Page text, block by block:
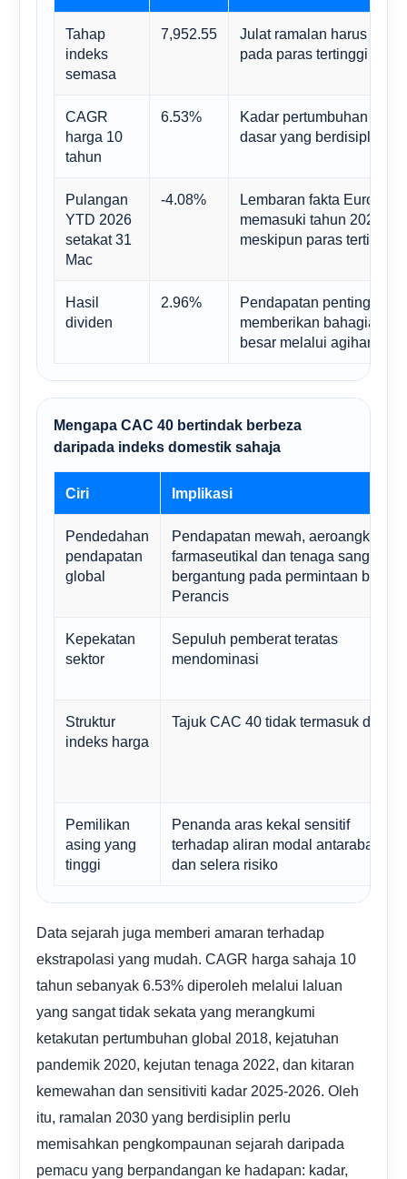
Tahap
indeks
semasa
7,952.55
Julat ramalan harus
pada paras tertinggi lama.
CAGR
harga 10
tahun
6.53%
Kadar pertumbuhan
dasar yang berdisiplin
Pulangan
YTD 2026
setakat 31
Mac
-4.08%
Lembaran fakta
memasuki tahun 2026
meskipun paras tertinggi
Hasil
dividen
2.96%
Pendapatan penting
memberikan bahagian
besar melalui agihan
Mengapa CAC 40 bertindak berbeza
daripada indeks domestik sahaja
Ciri Implikasi
Pendedahan
pendapatan
global
Pendapatan mewah, aeroangkasa,
farmaseutikal dan tenaga sangat
bergantung pada permintaan bukan
Perancis
Kepekatan
sektor
Sepuluh pemberat teratas
mendominasi
Struktur
indeks harga
Tajuk CAC 40 tidak termasuk
Pemilikan
asing yang
tinggi
Penanda aras kekal sensitif
terhadap aliran modal antarabangsa
dan selera risiko
Data sejarah juga memberi amaran terhadap
ekstrapolasi yang mudah. ​​CAGR harga sahaja 10
tahun sebanyak 6.53% diperoleh melalui laluan
yang sangat tidak sekata yang merangkumi
ketakutan pertumbuhan global 2018, kejatuhan
pandemik 2020, kejutan tenaga 2022, dan kitaran
kemewahan dan sensitiviti kadar 2025-2026. Oleh
itu, ramalan 2030 yang berdisiplin perlu
memisahkan pengkompaunan sejarah daripada
pemacu yang berpandangan ke hadapan: kadar,